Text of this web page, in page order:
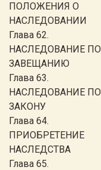
ПОЛОЖЕНИЯ О
НАСЛЕДОВАНИИ
Глава 62.
НАСЛЕДОВАНИЕ ПО
ЗАВЕЩАНИЮ
Глава 63.
НАСЛЕДОВАНИЕ ПО
ЗАКОНУ
Глава 64.
ПРИОБРЕТЕНИЕ
НАСЛЕДСТВА
Глава 65.